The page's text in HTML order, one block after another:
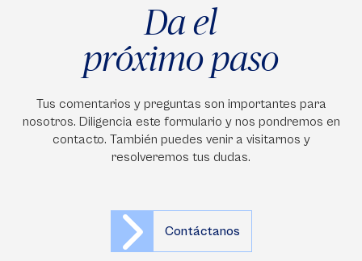
Da el
próximo paso
Tus comentarios y preguntas son importantes para
nosotros. Diligencia este formulario y nos pondremos en
contacto. También puedes venir a visitarnos y
resolveremos tus dudas.
Contáctanos